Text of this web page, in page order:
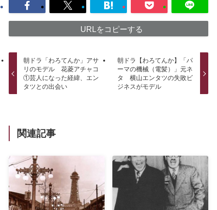
URLをコピーする
朝ドラ「わろてんか」アサ
リのモデル 花菱アチャコ
①芸人になった経緯、エン
タツとの出会い
朝ドラ【わろてんか】「パ
ーマの機械（電髪）」元ネ
タ 横山エンタツの失敗ビ
ジネスがモデル
関連記事